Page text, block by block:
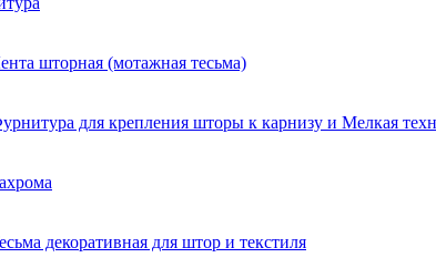
шторная (мотажная тесьма)
для крепления шторы к карнизу и Мелкая
декоративная для штор и текстиля